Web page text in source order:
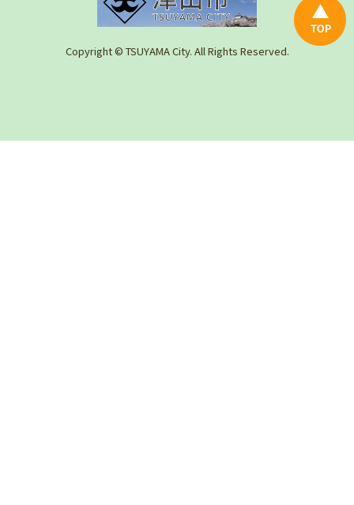
Copyright © TSUYAMA City. All Rights Reserved.